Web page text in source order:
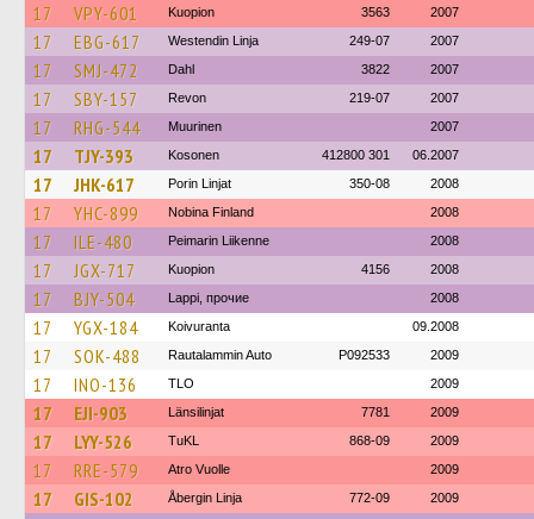
17 VPY-601 Kuopion 3563 2007
17 EBG-617 Westendin Linja 249-07 2007
17 SMJ-472 Dahl 3822 2007
17 SBY-157 Revon 219-07 2007
17 RHG-544 Muurinen 2007
17 TJY-393 Kosonen 412800 301 06.2007
17 JHK-617 Porin Linjat 350-08 2008
17 YHC-899 Nobina Finland 2008
17 ILE-480 Peimarin Liikenne 2008
17 JGX-717 Kuopion 4156 2008
17 BJY-504 Lappi, прочие 2008
17 YGX-184 Koivuranta 09.2008
17 SOK-488 Rautalammin Auto P092533 2009
17 INO-136 TLO 2009
17 EJI-903 Länsilinjat 7781 2009
17 LYY-526 TuKL 868-09 2009
17 RRE-579 Atro Vuolle 2009
17 GIS-102 Åbergin Linja 772-09 2009